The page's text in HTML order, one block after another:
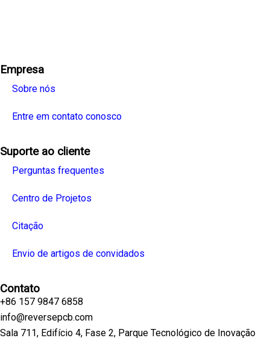
Empresa
Sobre nós
Entre em contato conosco
Suporte ao cliente
Perguntas frequentes
Centro de Projetos
Citação
Envio de artigos de convidados
Contato
+86 157 9847 6858
info@reversepcb.com
Sala 711, Edifício 4, Fase 2, Parque Tecnológico de Inovação